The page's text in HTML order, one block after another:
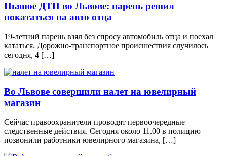
Пьяное ДТП во Львове: парень решил
покататься на авто отца
19-летний парень взял без спросу автомобиль отца и поехал
кататься. Дорожно-транспортное происшествия случилось
сегодня, 4 […]
Во Львове совершили налет на ювелирный
магазин
Сейчас правоохранители проводят первоочередные
следственные действия. Сегодня около 11.00 в полицию
позвонили работники ювелирного магазина, […]